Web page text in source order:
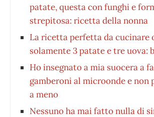
patate, questa con funghi e
strepitosa: ricetta della nonna
La ricetta perfetta da cucinare
solamente 3 patate e tre uova:
Ho insegnato a mia suocera a
gamberoni al microonde e non
a meno
Nessuno ha mai fatto nulla di